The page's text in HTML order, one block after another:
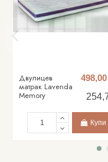
Двулицев
матрак Lavenda
Memory
Купи